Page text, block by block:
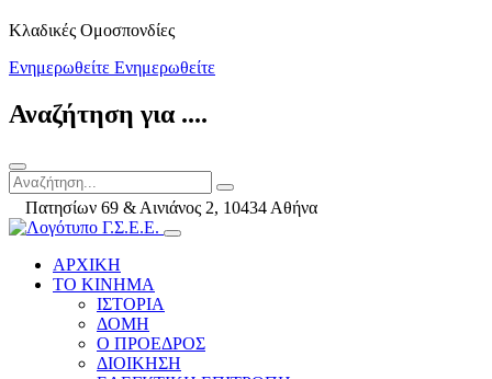
Kλαδικές Ομοσπονδίες
Ενημερωθείτε Ενημερωθείτε
Αναζήτηση για ....
Πατησίων 69 & Αινιάνος 2, 10434 Αθήνα
ΑΡΧΙΚΗ
ΤΟ ΚΙΝΗΜΑ
ΙΣΤΟΡΙΑ
ΔΟΜΗ
Ο ΠΡΟΕΔΡΟΣ
ΔΙΟΙΚΗΣΗ